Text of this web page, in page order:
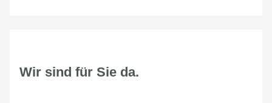
Wir sind für Sie da.